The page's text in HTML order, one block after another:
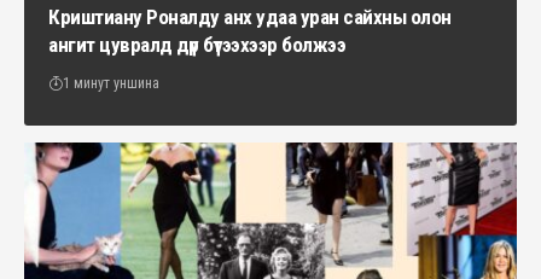
Криштиану Роналду анх удаа уран сайхны олон
ангит цувралд дүр бүтээхээр болжээ
1 минут уншина